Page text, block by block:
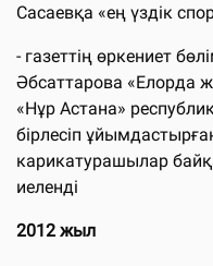
Сасаевқа «ең үздік
- газеттің өркениет
Әбсаттарова «Елорда
«Нұр Астана»
бірлесіп
карикатурашылар
иеленді
2012 жыл